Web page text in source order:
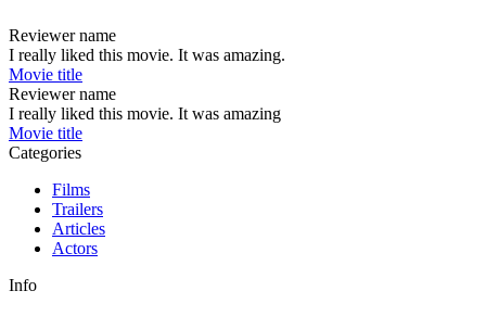
Reviewer name
I really liked this movie. It was amazing.
Movie title
Reviewer name
I really liked this movie. It was amazing
Movie title
Categories
Films
Trailers
Articles
Actors
Info